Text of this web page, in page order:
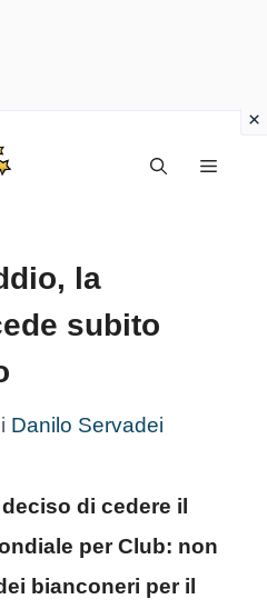
Menu
la
subito
Danilo Servadei
di cedere il
per Club: non
bianconeri per il